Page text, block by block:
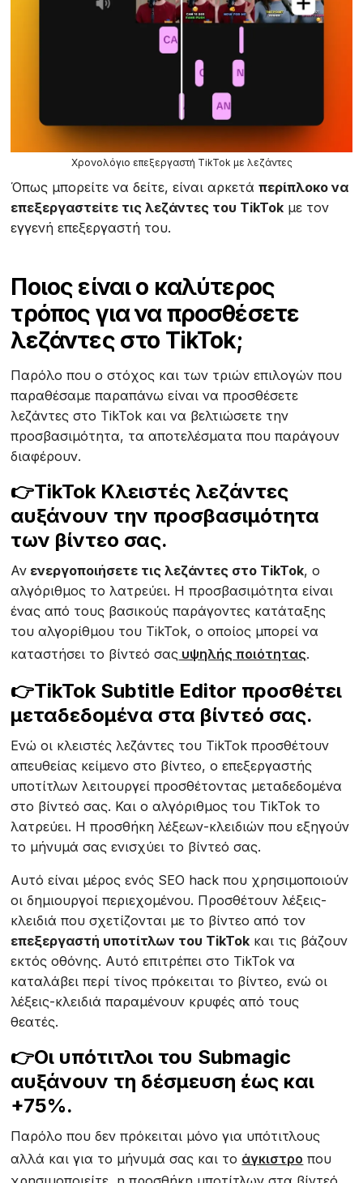
Χρονολόγιο επεξεργαστή TikTok με λεζάντες
Όπως μπορείτε να δείτε, είναι αρκετάπερίπλοκο να
επεξεργαστείτε τις λεζάντες του TikTok με τον
εγγενή επεξεργαστή του.
Ποιος είναι ο καλύτερος
τρόπος για να προσθέσετε
λεζάντες στο TikTok;
Παρόλο που ο στόχος και των τριών επιλογών που
παραθέσαμε παραπάνω είναι να προσθέσετε
λεζάντες στο TikTok και να βελτιώσετε την
προσβασιμότητα, τα αποτελέσματα που παράγουν
διαφέρουν. ‍
👉TikTok Κλειστές λεζάντες
αυξάνουν την προσβασιμότητα
των βίντεο σας.
Αν ενεργοποιήσετε τις λεζάντες στο TikTok, ο
αλγόριθμος το λατρεύει. Η προσβασιμότητα είναι
ένας από τους βασικούς παράγοντες κατάταξης
του αλγορίθμου του TikTok, ο οποίος μπορεί να
καταστήσει το βίντεό σας υψηλής ποιότητας.
👉TikTok Subtitle Editor προσθέτει
μεταδεδομένα στα βίντεό σας.
Ενώ οι κλειστές λεζάντες του TikTok προσθέτουν
απευθείας κείμενο στο βίντεο, ο επεξεργαστής
υποτίτλων λειτουργεί προσθέτοντας μεταδεδομένα
στο βίντεό σας. Και ο αλγόριθμος του TikTok το
λατρεύει. Η προσθήκη λέξεων-κλειδιών που εξηγούν
το μήνυμά σας ενισχύει το βίντεό σας.
Αυτό είναι μέρος ενός SEO hack που χρησιμοποιούν
οι δημιουργοί περιεχομένου. Προσθέτουν λέξεις-
κλειδιά που σχετίζονται με το βίντεο από τον
επεξεργαστή υποτίτλων του TikTok και τις βάζουν
εκτός οθόνης. Αυτό επιτρέπει στο TikTok να
καταλάβει περί τίνος πρόκειται το βίντεο, ενώ οι
λέξεις-κλειδιά παραμένουν κρυφές από τους
θεατές.
👉Οι υπότιτλοι του Submagic
αυξάνουν τη δέσμευση έως και
+75%.
Παρόλο που δεν πρόκειται μόνο για υπότιτλους
αλλά και για το μήνυμά σας και το άγκιστρο που